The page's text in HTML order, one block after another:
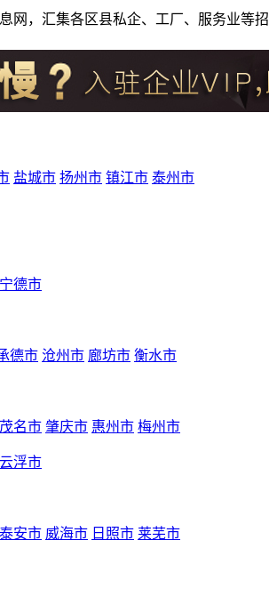
网，汇集各区县私企、工厂、服务业
盐城市 扬州市 镇江市 泰州市
宁德市
德市 沧州市 廊坊市 衡水市
茂名市 肇庆市 惠州市 梅州市
云浮市
泰安市 威海市 日照市 莱芜市